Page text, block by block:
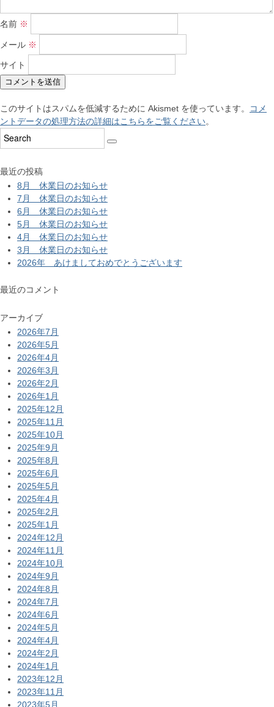
名前 ※
メール ※
サイト
このサイトはスパムを低減するために Akismet を使っています。
コメ
ントデータの処理方法の詳細はこちらをご覧ください。
最近の投稿
8月 休業日のお知らせ
7月 休業日のお知らせ
6月 休業日のお知らせ
5月 休業日のお知らせ
4月 休業日のお知らせ
3月 休業日のお知らせ
2026年 あけましておめでとうございます
最近のコメント
アーカイブ
2026年7月
2026年5月
2026年4月
2026年3月
2026年2月
2026年1月
2025年12月
2025年11月
2025年10月
2025年9月
2025年8月
2025年6月
2025年5月
2025年4月
2025年2月
2025年1月
2024年12月
2024年11月
2024年10月
2024年9月
2024年8月
2024年7月
2024年6月
2024年5月
2024年4月
2024年2月
2024年1月
2023年12月
2023年11月
2023年5月